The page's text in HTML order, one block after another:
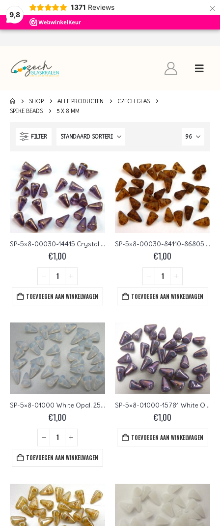
9,8
1371 Reviews ×
SHOP ALLE PRODUCTEN
CZECH GLAS
SPIKE BEADS
5 X 8 MM
FILTER
SP-5×8-00030-14415 Crystal Bronze Luster 25 stuks
€1,00
TOEVOEGEN AAN WINKELWAGEN
SP-5×8-00030-84110-86805 Crystal Mat Dark Travertin 30 stuks
€1,00
TOEVOEGEN AAN WINKELWAGEN
SP-5×8-01000 White Opal. 25 stuks
€1,00
TOEVOEGEN AAN WINKELWAGEN
SP-5×8-01000-15781 White Opal met Purple Iris Luster. 20 stuks
€1,00
TOEVOEGEN AAN WINKELWAGEN